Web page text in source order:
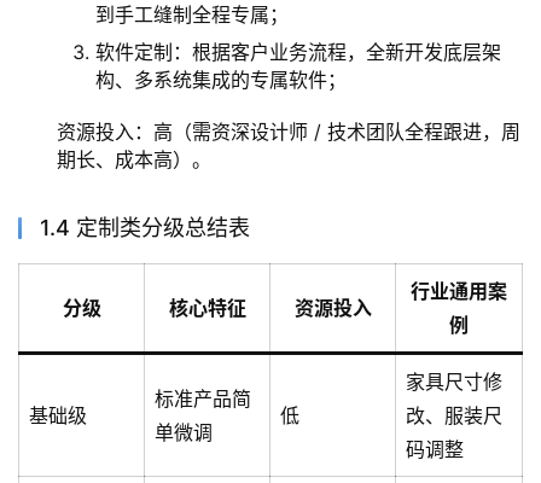
到手工缝制全程专属；
软件定制：根据客户业务流程，全新开发底层架
构、多系统集成的专属软件；
资源投入：高（需资深设计师 / 技术团队全程跟进，周
期长、成本高）。
1.4 定制类分级总结表
分级 核心特征 资源投入
行业通用案
例
基础级
标准产品简
单微调
低
家具尺寸修
改、服装尺
码调整